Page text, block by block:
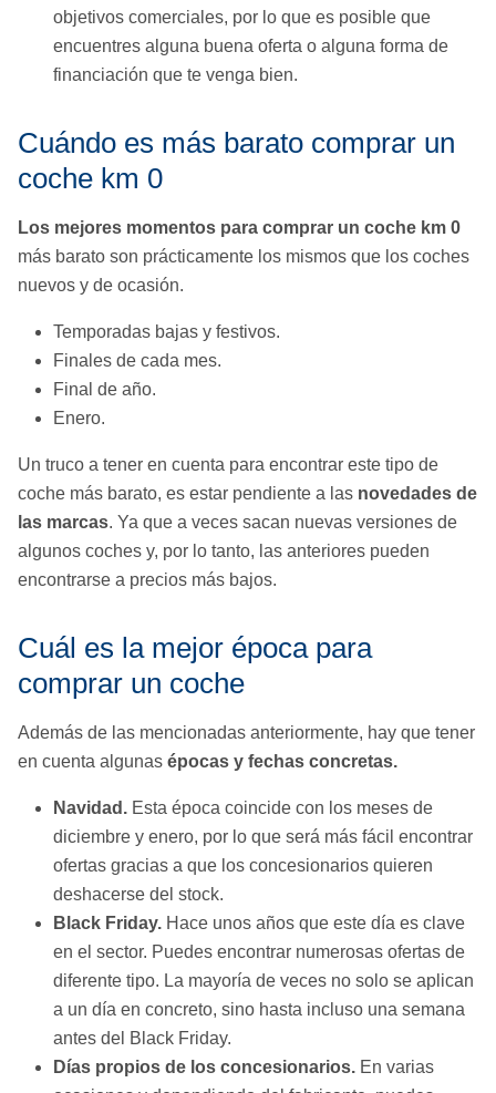
objetivos comerciales, por lo que es posible que
encuentres alguna buena oferta o alguna forma de
financiación que te venga bien.
Cuándo es más barato comprar un
coche km 0
Los mejores momentos para comprar un coche km 0
más barato son prácticamente los mismos que los coches
nuevos y de ocasión.
Temporadas bajas y festivos.
Finales de cada mes.
Final de año.
Enero.
Un truco a tener en cuenta para encontrar este tipo de
coche más barato, es estar pendiente a las novedades de
las marcas. Ya que a veces sacan nuevas versiones de
algunos coches y, por lo tanto, las anteriores pueden
encontrarse a precios más bajos.
Cuál es la mejor época para
comprar un coche
Además de las mencionadas anteriormente, hay que tener
en cuenta algunas épocas y fechas concretas.
Navidad. Esta época coincide con los meses de
diciembre y enero, por lo que será más fácil encontrar
ofertas gracias a que los concesionarios quieren
deshacerse del stock.
Black Friday. Hace unos años que este día es clave
en el sector. Puedes encontrar numerosas ofertas de
diferente tipo. La mayoría de veces no solo se aplican
a un día en concreto, sino hasta incluso una semana
antes del Black Friday.
Días propios de los concesionarios. En varias